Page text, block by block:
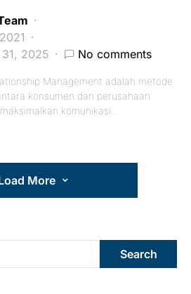
2025
No comments
Management adalah metode
konsumen dan perusahaan
komunikasi…
More
Search